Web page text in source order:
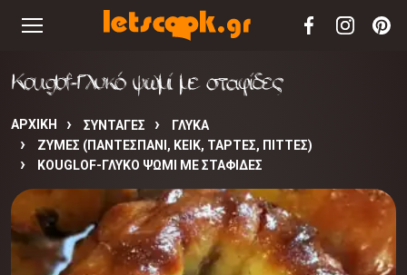
Kouglof-Γλυκό ψωμί με σταφίδες
ΑΡΧΙΚΉ ΣΥΝΤΑΓΈΣ
ΓΛΥΚΑ
ΖΥΜΕΣ (ΠΑΝΤΕΣΠΑΝΙ, ΚΕΙΚ, ΤΑΡΤΕΣ, ΠΙΤΤΕΣ)
KOUGLOF-ΓΛΥΚΌ ΨΩΜΊ ΜΕ ΣΤΑΦΊΔΕΣ